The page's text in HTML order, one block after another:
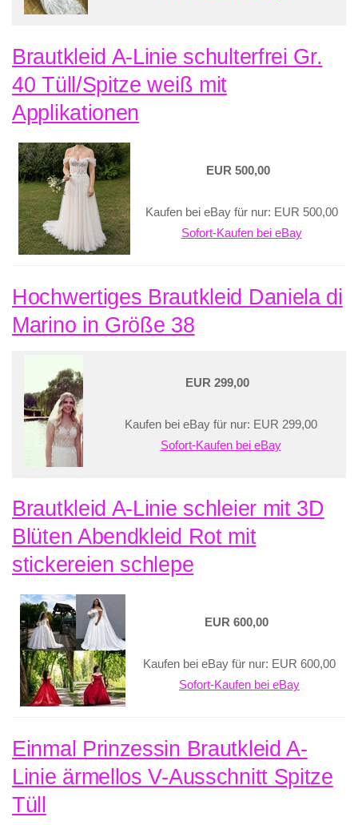
Brautkleid A-Linie schulterfrei Gr.
40 Tüll/Spitze weiß mit
Applikationen
EUR 500,00
Kaufen bei eBay für nur: EUR 500,00
Sofort-Kaufen bei eBay
Hochwertiges Brautkleid Daniela di
Marino in Größe 38
EUR 299,00
Kaufen bei eBay für nur: EUR 299,00
Sofort-Kaufen bei eBay
Brautkleid A-Linie schleier mit 3D
Blüten Abendkleid Rot mit
stickereien schlepe
EUR 600,00
Kaufen bei eBay für nur: EUR 600,00
Sofort-Kaufen bei eBay
Einmal Prinzessin Brautkleid A-
Linie ärmellos V-Ausschnitt Spitze
Tüll